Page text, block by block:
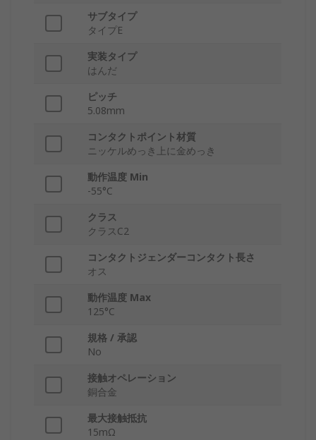
サブタイプ
タイプE
実装タイプ
はんだ
ピッチ
5.08mm
コンタクトポイント材質
ニッケルめっき上に金めっき
動作温度 Min
-55°C
クラス
クラスC2
コンタクトジェンダーコンタクト長さ
オス
動作温度 Max
125°C
規格 / 承認
No
接触オペレーション
銅合金
最大接触抵抗
15mΩ